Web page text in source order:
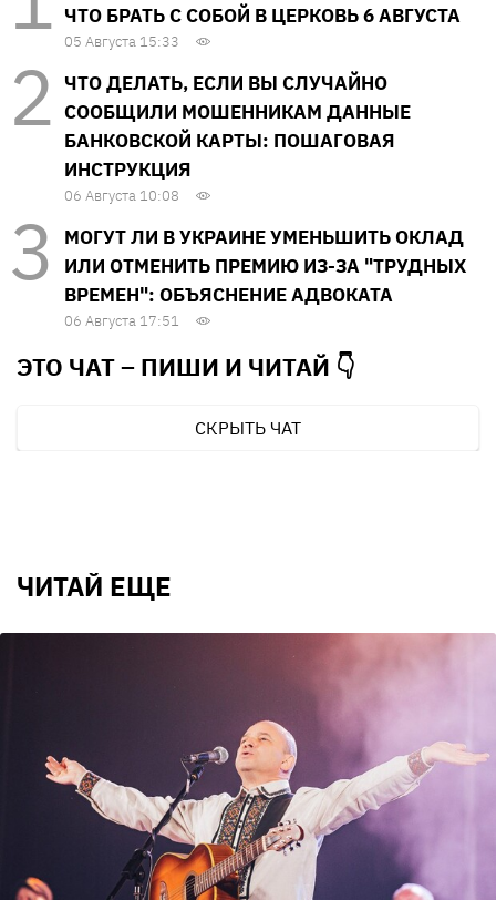
ЧТО БРАТЬ С СОБОЙ В ЦЕРКОВЬ 6 АВГУСТА
05 Августа 15:33
ЧТО ДЕЛАТЬ, ЕСЛИ ВЫ СЛУЧАЙНО
СООБЩИЛИ МОШЕННИКАМ ДАННЫЕ
БАНКОВСКОЙ КАРТЫ: ПОШАГОВАЯ
ИНСТРУКЦИЯ
06 Августа 10:08
МОГУТ ЛИ В УКРАИНЕ УМЕНЬШИТЬ ОКЛАД
ИЛИ ОТМЕНИТЬ ПРЕМИЮ ИЗ-ЗА "ТРУДНЫХ
ВРЕМЕН": ОБЪЯСНЕНИЕ АДВОКАТА
06 Августа 17:51
ЭТО ЧАТ – ПИШИ И ЧИТАЙ 👇
СКРЫТЬ ЧАТ
ЧИТАЙ ЕЩЕ